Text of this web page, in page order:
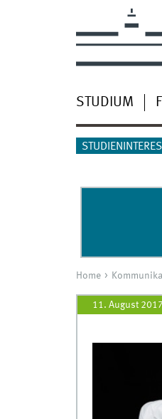
STUDIUM
Home
11. August 2017